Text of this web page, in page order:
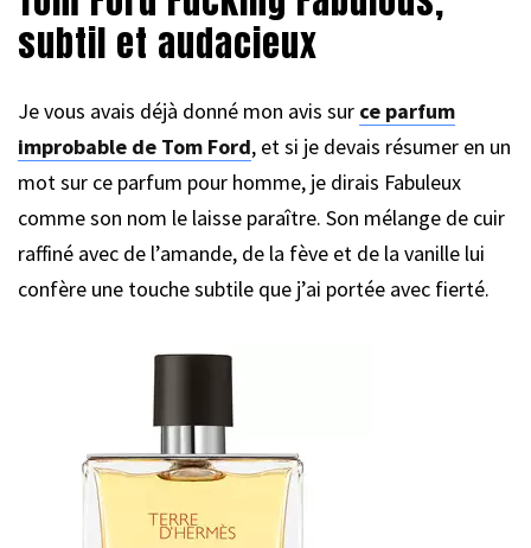
subtil et audacieux
Je vous avais déjà donné mon avis sur ce parfum
improbable de Tom Ford, et si je devais résumer en un
mot sur ce parfum pour homme, je dirais Fabuleux
comme son nom le laisse paraître. Son mélange de cuir
raffiné avec de l’amande, de la fève et de la vanille lui
confère une touche subtile que j’ai portée avec fierté.